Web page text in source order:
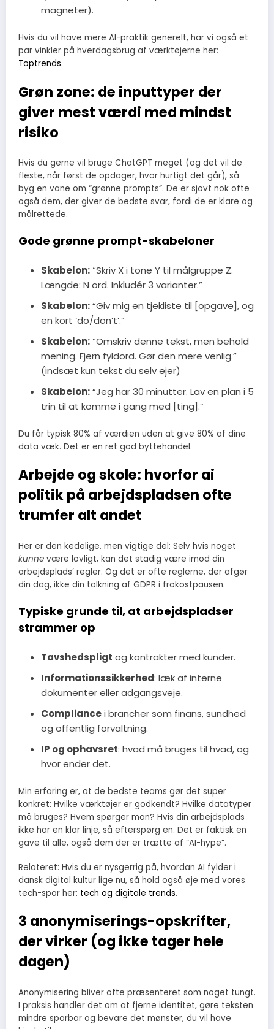
magneter).
Hvis du vil have mere AI-praktik generelt, har vi også et
par vinkler på hverdagsbrug af værktøjerne her:
Toptrends.
Grøn zone: de inputtyper der
giver mest værdi med mindst
risiko
Hvis du gerne vil bruge ChatGPT meget (og det vil de
fleste, når først de opdager, hvor hurtigt det går), så
byg en vane om “grønne prompts”. De er sjovt nok ofte
også dem, der giver de bedste svar, fordi de er klare og
målrettede.
Gode grønne prompt-skabeloner
Skabelon:“Skriv X i tone Y til målgruppe Z.
Længde: N ord. Inkludér 3 varianter.”
Skabelon:“Giv mig en tjekliste til [opgave], og
en kort ‘do/don’t’.”
Skabelon:“Omskriv denne tekst, men behold
mening. Fjern fyldord. Gør den mere venlig.”
(indsæt kun tekst du selv ejer)
Skabelon:“Jeg har 30 minutter. Lav en plan i 5
trin til at komme i gang med [ting].”
Du får typisk 80% af værdien uden at give 80% af dine
data væk. Det er en ret god byttehandel.
Arbejde og skole: hvorfor ai
politik på arbejdspladsen ofte
trumfer alt andet
Her er den kedelige, men vigtige del: Selv hvis noget
kunne være lovligt, kan det stadig være imod din
arbejdsplads’ regler. Og det er ofte reglerne, der afgør
din dag, ikke din tolkning af GDPR i frokostpausen.
Typiske grunde til, at arbejdspladser
strammer op
Tavshedspligt og kontrakter med kunder.
Informationssikkerhed: læk af interne
dokumenter eller adgangsveje.
Compliancei brancher som finans, sundhed
og offentlig forvaltning.
IP og ophavsret: hvad må bruges til hvad, og
hvor ender det.
Min erfaring er, at de bedste teams gør det super
konkret: Hvilke værktøjer er godkendt? Hvilke datatyper
må bruges? Hvem spørger man? Hvis din arbejdsplads
ikke har en klar linje, så efterspørg en. Det er faktisk en
gave til alle, også dem der er trætte af “AI-hype”.
Relateret: Hvis du er nysgerrig på, hvordan AI fylder i
dansk digital kultur lige nu, så hold også øje med vores
tech-spor her: tech og digitale trends.
3 anonymiserings-opskrifter,
der virker (og ikke tager hele
dagen)
Anonymisering bliver ofte præsenteret som noget tungt.
I praksis handler det om at fjerne identitet, gøre teksten
mindre sporbar og bevare det mønster, du vil have